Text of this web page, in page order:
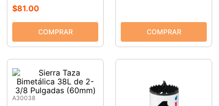
$81.00
A30038